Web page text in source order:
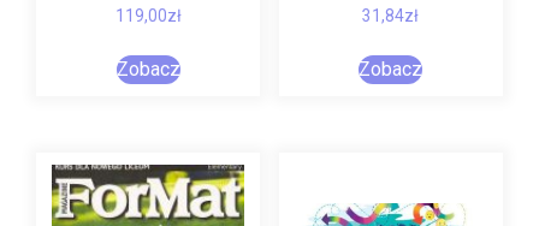
119,00zł
Zobacz
31,84zł
Zobacz